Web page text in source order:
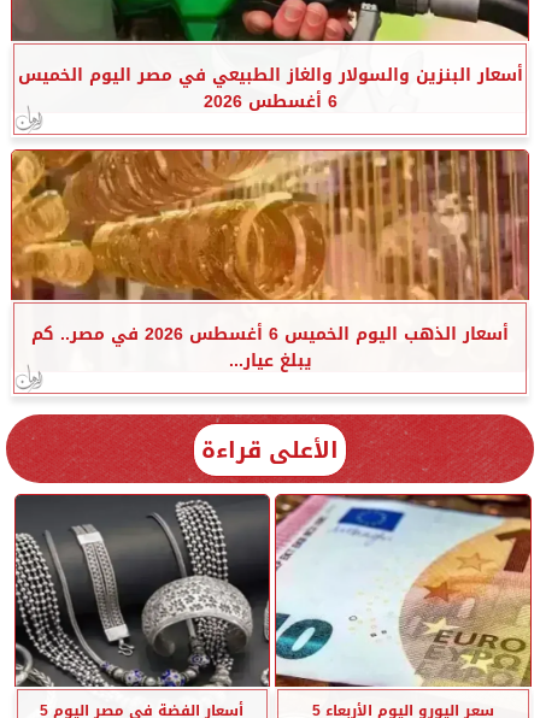
أسعار البنزين والسولار والغاز الطبيعي في مصر اليوم الخميس
6 أغسطس 2026
أسعار الذهب اليوم الخميس 6 أغسطس 2026 في مصر.. كم
يبلغ عيار...
الأعلى قراءة
سعر اليورو اليوم الأربعاء 5 أسعار الفضة في مصر اليوم 5